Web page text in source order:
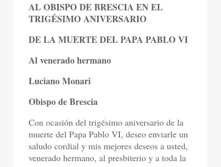
AL OBISPO DE BRESCIA EN EL
TRIGÉSIMO ANIVERSARIO
DE LA MUERTE DEL PAPA PABLO VI
Al venerado hermano
Luciano Monari
Obispo de Brescia
Con ocasión del trigésimo aniversario de la
muerte del Papa Pablo VI, deseo enviarle un
saludo cordial y mis mejores deseos a usted,
venerado hermano, al presbiterio y a toda la